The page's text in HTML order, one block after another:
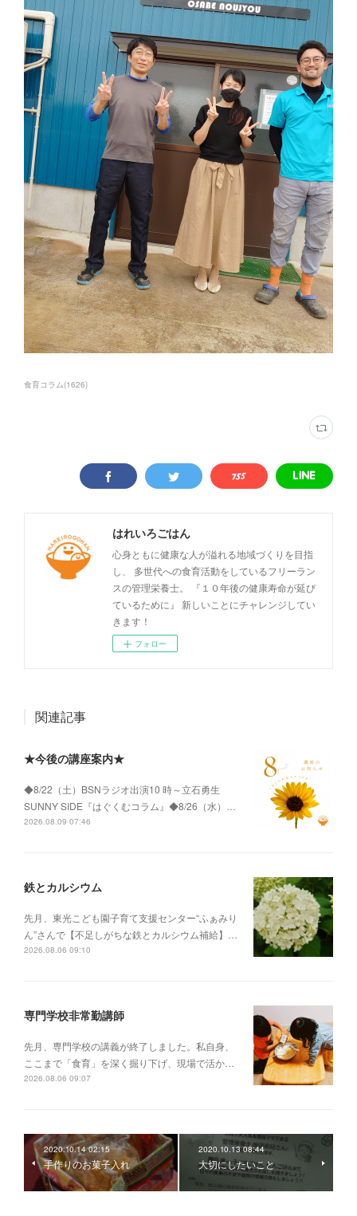
食育コラム(1626)
はれいろごはん
心身ともに健康な人が溢れる地域づくりを目指
し、 多世代への食育活動をしているフリーラン
スの管理栄養士。 『１０年後の健康寿命が延び
ているために』 新しいことにチャレンジしてい
きます！
フォロー
関連記事
★今後の講座案内★
◆8/22（土）BSNラジオ出演10 時～立石勇生
SUNNY SIDE『はぐくむコラム』◆8/26（水）…
2026.08.09 07:46
鉄とカルシウム
先月、東光こども園子育て支援センター“ふぁみり
ん”さんで【不足しがちな鉄とカルシウム補給】…
2026.08.06 09:10
専門学校非常勤講師
先月、専門学校の講義が終了しました。私自身、
ここまで「食育」を深く掘り下げ、現場で活か…
2026.08.06 09:07
2020.10.14 02:15
手作りのお菓子入れ
2020.10.13 08:44
大切にしたいこと